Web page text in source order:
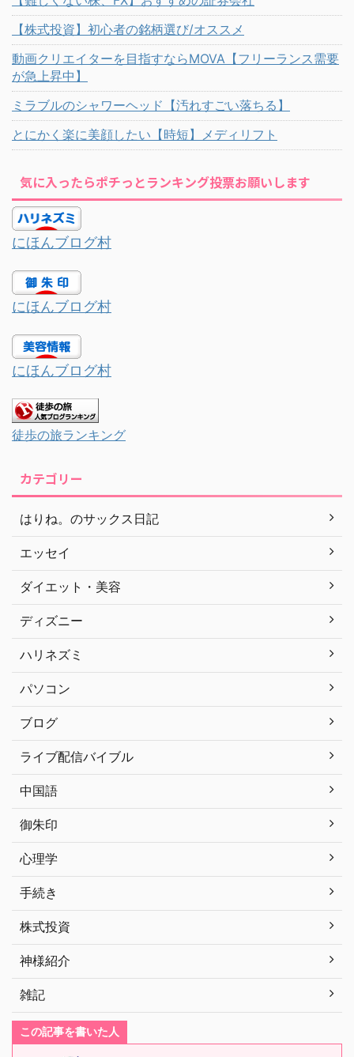
【株式投資】初心者の銘柄選び/オススメ
動画クリエイターを目指すならMOVA【フリーランス需要
が急上昇中】
ミラブルのシャワーヘッド【汚れすごい落ちる】
とにかく楽に美顔したい【時短】メディリフト
気に入ったらポチっとランキング投票お願いします
にほんブログ村
にほんブログ村
にほんブログ村
徒歩の旅ランキング
カテゴリー
はりね。のサックス日記
エッセイ
ダイエット・美容
ディズニー
ハリネズミ
パソコン
ブログ
ライブ配信バイブル
中国語
御朱印
心理学
手続き
株式投資
神様紹介
雑記
この記事を書いた人